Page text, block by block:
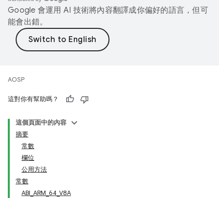
Google 會運用 AI 技術將內容翻譯成你偏好的語言，但可
能會出錯。
AOSP
這對你有幫助嗎？
這個頁面中的內容
摘要
常數
欄位
公用方法
常數
ABI_ARM_64_V8A